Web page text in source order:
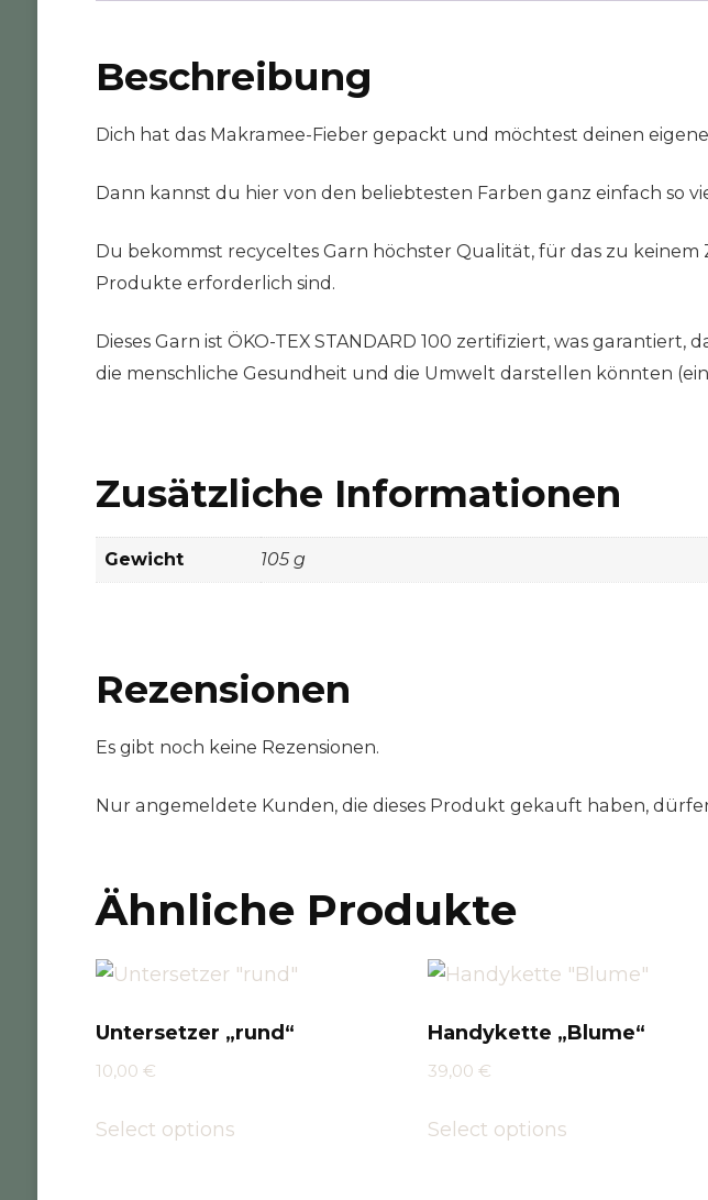
Beschreibung
Dich hat das Makramee-Fieber gepackt und möchtest deinen
Dann kannst du hier von den beliebtesten Farben ganz einfach so
Du bekommst recyceltes Garn höchster Qualität, für das zu
Produkte erforderlich sind.
Dieses Garn ist ÖKO-TEX STANDARD 100 zertifiziert, was
die menschliche Gesundheit und die Umwelt darstellen könnten
Zusätzliche Informationen
Gewicht 105 g
Rezensionen
Es gibt noch keine Rezensionen.
Nur angemeldete Kunden, die dieses Produkt gekauft haben,
Ähnliche Produkte
Untersetzer „rund“
10,00 €
Select options
Handykette „Blume“
39,00€
Select options